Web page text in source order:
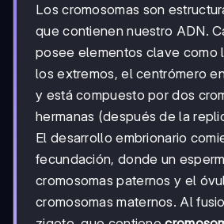
Los cromosomas son
que contienen nuestro ADN.
posee elementos clave como
los extremos, el centrómero
y está compuesto por dos
hermanas (después de la
El desarrollo embrionario
fecundación, donde un
cromosomas paternos y el
cromosomas maternos. Al